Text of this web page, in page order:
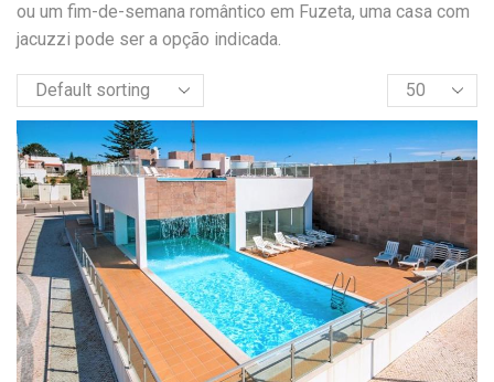
ou um fim-de-semana romântico em Fuzeta, uma casa com
jacuzzi pode ser a opção indicada.